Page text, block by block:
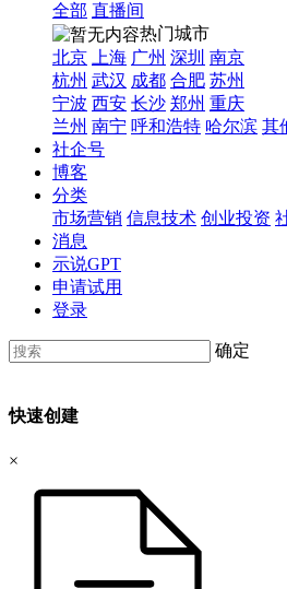
全部 直播间
热门城市
北京
上海 广州 深圳 南京
杭州 武汉 成都 合肥 苏州
宁波 西安 长沙 郑州 重庆
兰州 南宁 呼和浩特 哈尔滨 其
社企号
博客
分类
市场营销 信息技术 创业投资
消息
示说GPT
申请试用
登录
确定
快速创建
×